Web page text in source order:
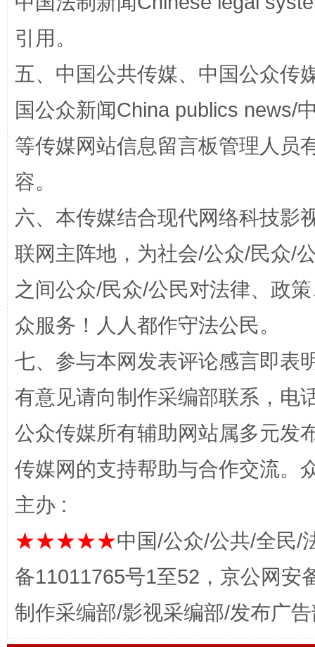
网上购药对药下症？
引用。
五、中国公共传媒、中国公众传
国公众新闻China publics news/
等传媒网站信息留言板管理人员
容。
六、本传媒结合现代网络科技影
联网主阵地，为社会/公众/民众/
之间公众/民众/公民对法律、政
众服务！人人都作守法公民。
七、参与本网发表评论感言即表
有意见请向制作采编部联系，电
公众传媒所有辅助网站属多元发
传媒网的支持帮助与合作交流。
主办 :
★★★★★中国/公众/公共/全民/
备11011765号1至52，京公网安
制作采编部/影视采编部/发布广